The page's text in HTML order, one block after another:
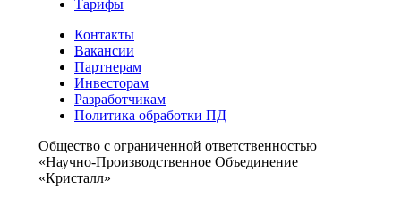
Тарифы
Контакты
Вакансии
Партнерам
Инвесторам
Разработчикам
Политика обработки ПД
Общество с ограниченной ответственностью
«Научно-Производственное Объединение
«Кристалл»